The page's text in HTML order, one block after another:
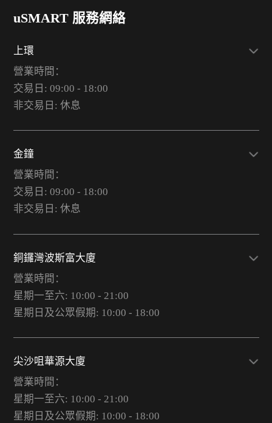
uSMART 服務網絡
上環
營業時間：
交易日: 09:00 - 18:00
非交易日: 休息
金鐘
營業時間：
交易日: 09:00 - 18:00
非交易日: 休息
銅鑼灣波斯富大廈
營業時間：
星期一至六: 10:00 - 21:00
星期日及公眾假期: 10:00 - 18:00
尖沙咀華源大廈
營業時間：
星期一至六: 10:00 - 21:00
星期日及公眾假期: 10:00 - 18:00